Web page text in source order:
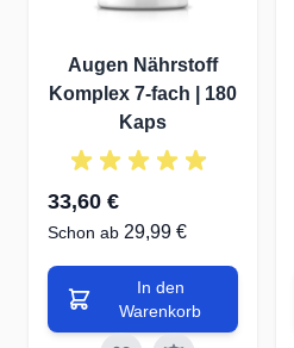
Augen Nährstoff
Komplex 7-fach | 180
Kaps
33,60 €
Schon ab 29,99 €
In den
Warenkorb